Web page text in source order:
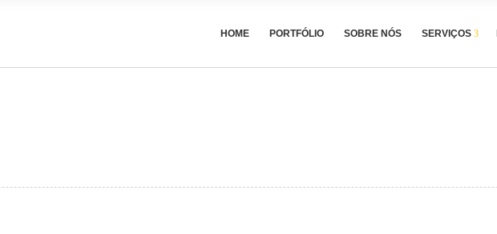
HOME PORTFÓLIO SOBRE NÓS SERVIÇOS